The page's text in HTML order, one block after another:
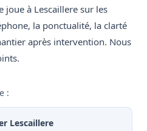
joue à Lescaillere sur les
la ponctualité, la clarté
après intervention. Nous
:
Lescaillere